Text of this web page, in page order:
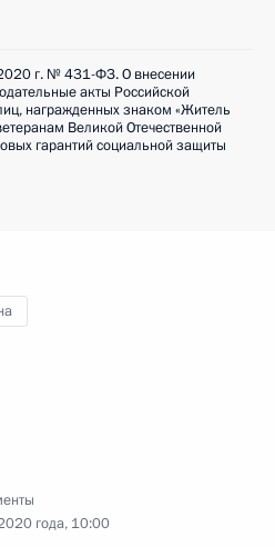
г. № 431-ФЗ. О внесении
акты Российской
награжденных знаком «Житель
Великой Отечественной
гарантий социальной защиты
года, 10:00